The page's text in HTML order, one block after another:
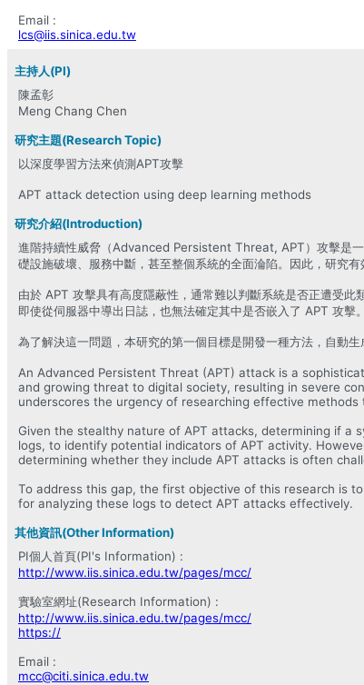
Email :
lcs@iis.sinica.edu.tw
主持人(PI)
陳孟彰
Meng Chang Chen
研究主題(Research Topic)
以深度學習方法來偵測APT攻擊
APT attack detection using deep learning methods
研究介紹(Introduction)
進階持續性威脅（Advanced Persistent Threat, APT）攻擊是一
礎設施破壞、服務中斷，甚至整個系統的全面淪陷。因此，研究
由於 APT 攻擊具有高度隱蔽性，通常難以判斷系統是否正遭受
即使從伺服器中導出日誌，也無法確定其中是否嵌入了 APT 攻擊。
為了解決這一問題，本研究的第一個目標是開發一種方法，自動
An Advanced Persistent Threat (APT) attack is a
and growing threat to digital society, resulting in severe
underscores the urgency of researching effective
Given the stealthy nature of APT attacks, determining if a
logs, to identify potential indicators of APT activity.
determining whether they include APT attacks is often
To address this gap, the first objective of this research is
for analyzing these logs to detect APT attacks effectively.
其他資訊(Other Information)
PI個人首頁(PI's Information) :
http://www.iis.sinica.edu.tw/pages/mcc/
實驗室網址(Research Information) :
http://www.iis.sinica.edu.tw/pages/mcc/
https://
Email :
mcc@citi.sinica.edu.tw